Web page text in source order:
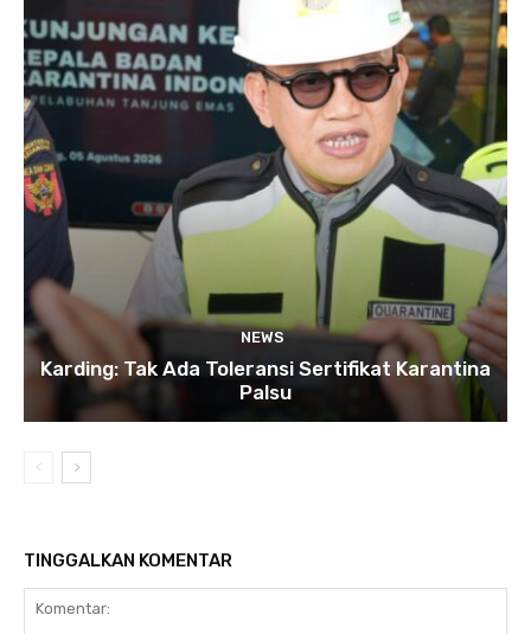
NEWS
Karding: Tak Ada Toleransi Sertifikat Karantina
Palsu
TINGGALKAN KOMENTAR